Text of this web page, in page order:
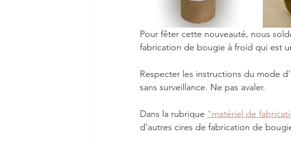
Pour fêter cette nouveauté, nous
fabrication de bougie à froid qui est
Respecter les instructions du mode
sans surveillance. Ne pas avaler.
Dans la rubrique "matériel de
d'autres cires de fabrication de